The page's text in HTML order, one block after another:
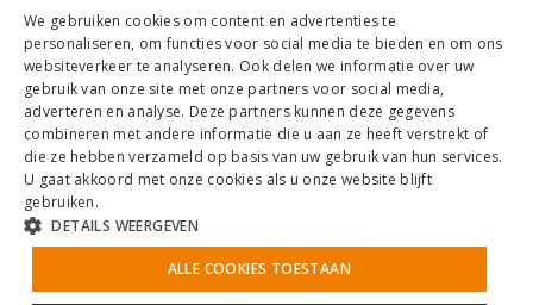
Over ons
service@timmermanvacature.nl
088-7060802
Facebook
YoutubeLinkedInInstagram
Algemene VoorwaardenPrivacybeleid
AntidiscriminatiebeleidCookiesSitemapNoBrothers
We gebruiken cookies om content en advertenties te
personaliseren, om functies voor social media te bieden en om ons
websiteverkeer te analyseren. Ook delen we informatie over uw
gebruik van onze site met onze partners voor social media,
adverteren en analyse. Deze partners kunnen deze gegevens
combineren met andere informatie die u aan ze heeft verstrekt of
die ze hebben verzameld op basis van uw gebruik van hun services.
U gaat akkoord met onze cookies als u onze website blijft
gebruiken.
DETAILS WEERGEVEN
ALLE COOKIES TOESTAAN